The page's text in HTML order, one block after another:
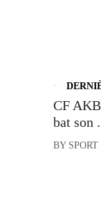
CF
bat son
BY SPORT